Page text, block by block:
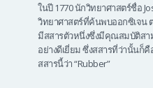
ในปี 1770 นักวิทยาศาสตร์ชื่อ
วิทยาศาสตร์ที่ค้นพบออกซิเจน
มีสสารตัวหนึ่งซึ่งมีคุณสมบัติสา
อย่างดีเยี่ยม ซึ่งสสารที่ว่านั้นก็
สสารนี้ว่า “Rubber”